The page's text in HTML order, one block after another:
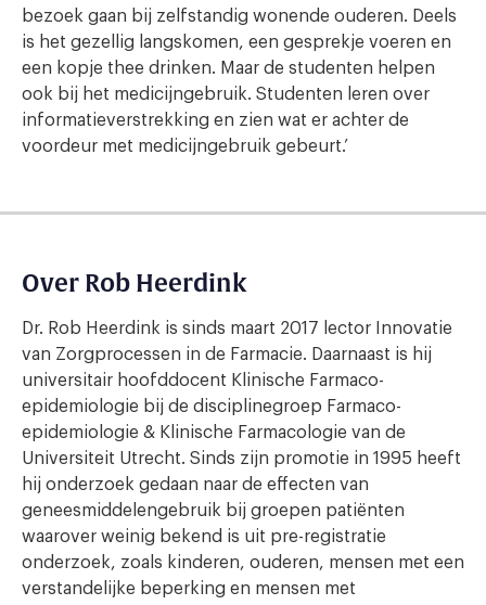
bezoek gaan bij zelfstandig wonende ouderen. Deels
is het gezellig langskomen, een gesprekje voeren en
een kopje thee drinken. Maar de studenten helpen
ook bij het medicijngebruik. Studenten leren over
informatieverstrekking en zien wat er achter de
voordeur met medicijngebruik gebeurt.’
Over Rob Heerdink
Dr. Rob Heerdink is sinds maart 2017 lector Innovatie
van Zorgprocessen in de Farmacie. Daarnaast is hij
universitair hoofddocent Klinische Farmaco-
epidemiologie bij de disciplinegroep Farmaco-
epidemiologie & Klinische Farmacologie van de
Universiteit Utrecht. Sinds zijn promotie in 1995 heeft
hij onderzoek gedaan naar de effecten van
geneesmiddelengebruik bij groepen patiënten
waarover weinig bekend is uit pre-registratie
onderzoek, zoals kinderen, ouderen, mensen met een
verstandelijke beperking en mensen met